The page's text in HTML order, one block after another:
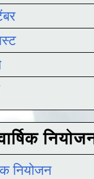
नियोजन